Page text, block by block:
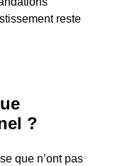
reste
?
que n’ont pas